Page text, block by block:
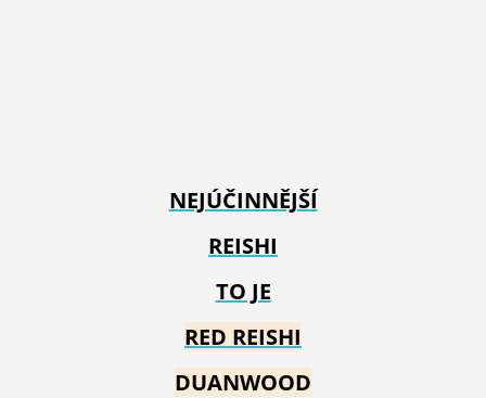
NEJÚČINNĚJŠÍ
REISHI
TO JE
RED REISHI
DUANWOOD